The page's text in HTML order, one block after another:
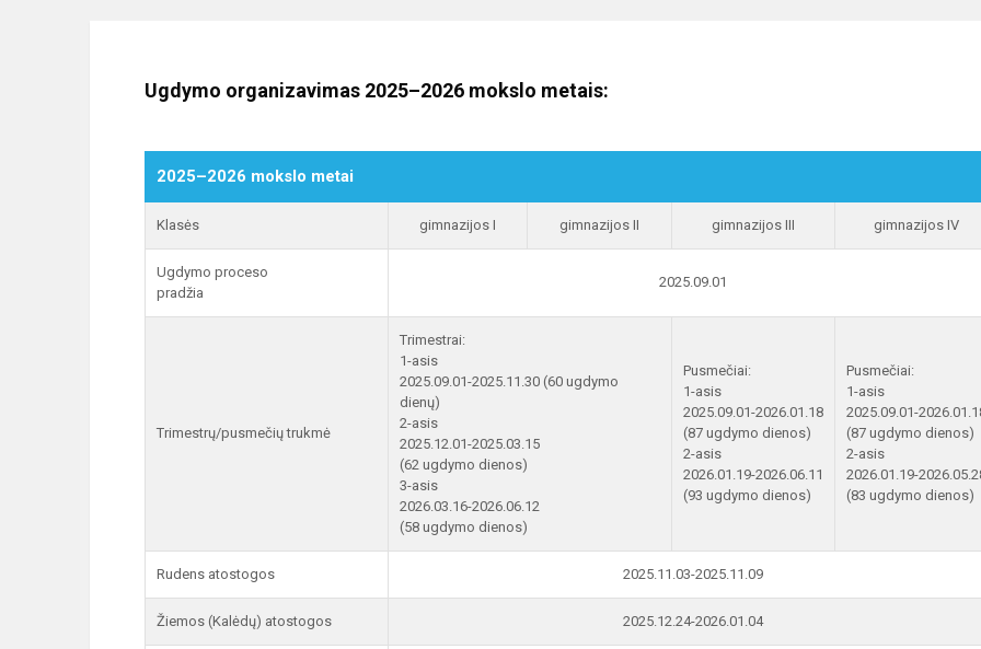
Ugdymo organizavimas 2025–2026 mokslo metais:
2025–2026 mokslo metai
Klasės gimnazijos I gimnazijos II gimnazijos III gimnazijos IV
Ugdymo proceso
pradžia
2025.09.01
Trimestrų/pusmečių trukmė
Trimestrai:
1-asis
2025.09.01-2025.11.30 (60 ugdymo
dienų)
2-asis
2025.12.01-2025.03.15
(62 ugdymo dienos)
3-asis
2026.03.16-2026.06.12
(58 ugdymo dienos)
Pusmečiai:
1-asis
2025.09.01-2026.01.18
(87 ugdymo dienos)
2-asis
2026.01.19-2026.06.11
(93 ugdymo dienos)
Pusmečiai:
1-asis
2025.09.01-
(87 ugdymo dienos)
2-asis
2026.01.19-
(83 ugdymo dienos)
Rudens atostogos 2025.11.03-2025.11.09
Žiemos (Kalėdų) atostogos 2025.12.24-2026.01.04